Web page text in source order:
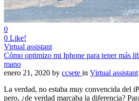
0
0 Like!
Virtual assistant
Cómo optimizo mi Iphone para tener más
mano
enero 21, 2020 by ccsete in Virtual assistant
La verdad, no estaba muy convencida del
pero, ¿de verdad marcaba la diferencia?